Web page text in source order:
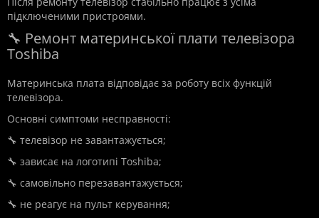
підключеними пристроями.
🔧 Ремонт материнської плати телевізора
Toshiba
Материнська плата відповідає за роботу всіх функцій
телевізора.
Основні симптоми несправності:
🔧 телевізор не завантажується;
🔧 зависає на логотипі Toshiba;
🔧 самовільно перезавантажується;
🔧 не реагує на пульт керування;